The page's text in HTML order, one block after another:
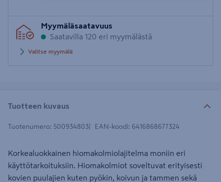
postinumero
Myymäläsaatavuus
Saatavilla 120 eri myymälästä
Valitse myymälä
Tuotteen kuvaus
Tuotenumero: 500934803 EAN-koodi: 6416868677324
Korkealuokkainen hiomakolmiolajitelma moniin eri
käyttötarkoituksiin. Hiomakolmiot soveltuvat erityisesti
kovien puulajien kuten pyökin, koivun ja tammen sekä